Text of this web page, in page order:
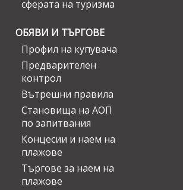
сферата на туризма
ОБЯВИ И ТЪРГОВЕ
Профил на купувача
Предварителен
контрол
Вътрешни правила
Становища на АОП
по запитвания
Концесии и наем на
плажове
Търгове за наем на
плажове